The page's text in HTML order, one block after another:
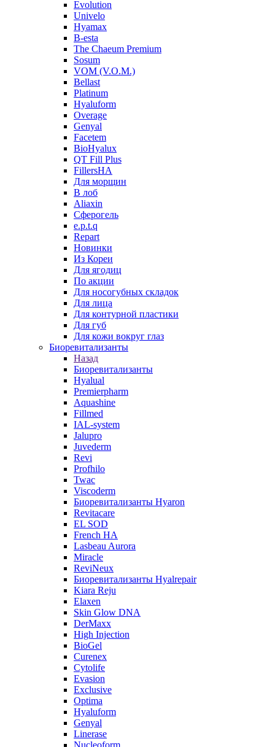
Evolution
Univelo
Hyamax
B-esta
The Chaeum Premium
Sosum
VOM (V.O.M.)
Bellast
Platinum
Hyaluform
Overage
Genyal
Facetem
BioHyalux
QT Fill Plus
FillersHA
Для морщин
В лоб
Aliaxin
Сферогель
e.p.t.q
Repart
Новинки
Из Кореи
Для ягодиц
По акции
Для носогубных складок
Для лица
Для контурной пластики
Для губ
Для кожи вокруг глаз
Биоревитализанты
Назад
Биоревитализанты
Hyalual
Premierpharm
Aquashine
Fillmed
IAL-system
Jalupro
Juvederm
Revi
Profhilo
Twac
Viscoderm
Биоревитализанты Hyaron
Revitacare
EL SOD
French HA
Lasbeau Aurora
Miracle
ReviNeux
Биоревитализанты Hyalrepair
Kiara Reju
Elaxen
Skin Glow DNA
DerMaxx
High Injection
BioGel
Curenex
Cytolife
Evasion
Exclusive
Optima
Hyaluform
Genyal
Linerase
Nucleoform